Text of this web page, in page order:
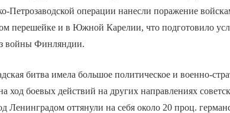
Петрозаводской операции нанесли поражение
перешейке и в Южной Карелии, что подготовило
войны Финляндии.
битва имела большое политическое и военно-
ход боевых действий на других направлениях
Ленинградом оттянули на себя около 20 проц.